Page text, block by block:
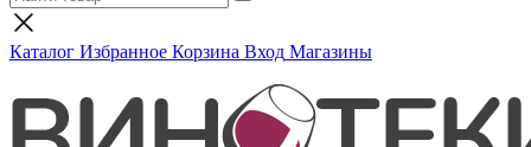
Каталог Избранное Корзина Вход Магазины